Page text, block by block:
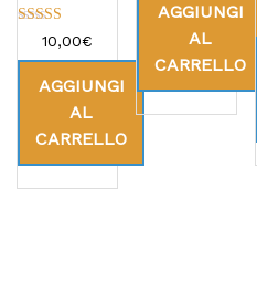
Valutato
5.00
su 5
10,00€
AGGIUNGI
AL
CARRELLO
AGGIUNGI
AL
CARRELLO